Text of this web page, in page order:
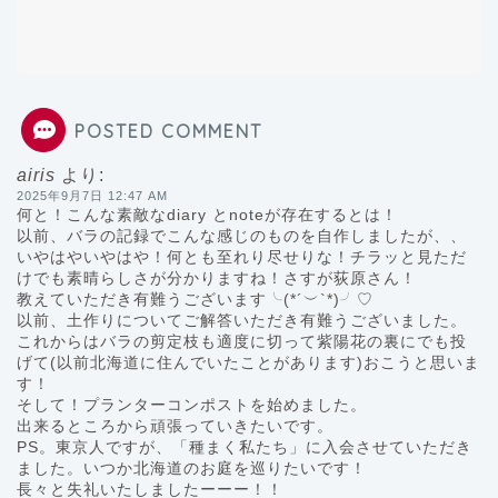
POSTED COMMENT
airis より:
2025年9月7日 12:47 AM
何と！こんな素敵なdiary とnoteが存在するとは！
以前、バラの記録でこんな感じのものを自作しましたが、、
いやはやいやはや！何とも至れり尽せりな！チラッと見ただ
けでも素晴らしさが分かりますね！さすが荻原さん！
教えていただき有難うございます╰(*´︶`*)╯♡
以前、土作りについてご解答いただき有難うございました。
これからはバラの剪定枝も適度に切って紫陽花の裏にでも投
げて(以前北海道に住んでいたことがあります)おこうと思いま
す！
そして！プランターコンポストを始めました。
出来るところから頑張っていきたいです。
PS。東京人ですが、「種まく私たち」に入会させていただき
ました。いつか北海道のお庭を巡りたいです！
長々と失礼いたしましたーーー！！